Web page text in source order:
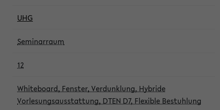
UHG
Seminarraum
12
Whiteboard, Fenster, Verdunklung, Hybride
Vorlesungsausstattung, DTEN D7, Flexible Bestuhlung